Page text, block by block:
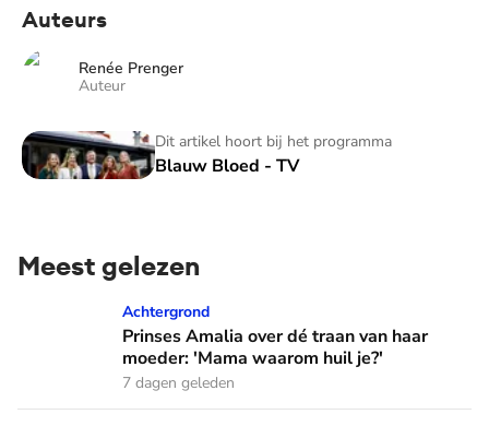
Auteurs
Renée Prenger
Auteur
Dit artikel hoort bij het programma
Blauw Bloed - TV
Blauw Bloed - TV
Meest gelezen
Prinses Amalia over dé traan van haar moeder: 'Mama
Achtergrond
Prinses Amalia over dé traan van haar
moeder: 'Mama waarom huil je?'
7 dagen geleden